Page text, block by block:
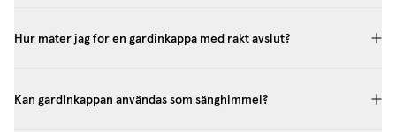
Hur mäter jag för en gardinkappa med rakt avslut?
Kan gardinkappan användas som sänghimmel?